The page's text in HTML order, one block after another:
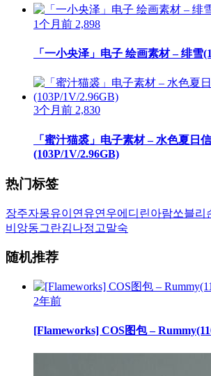
1个月前 2,898
「一小央泽」电子 绘画素材 – 绯雪
3个月前 2,830
「蜜汁猫裘」电子素材 – 水色夏日
(103P/1V/2.96GB)
热门标签
장주자몽유이 연유연우에디린아람쏘블리
비앙동그란김나정 고말숙
随机推荐
2年前
[Flameworks] COS图包 –